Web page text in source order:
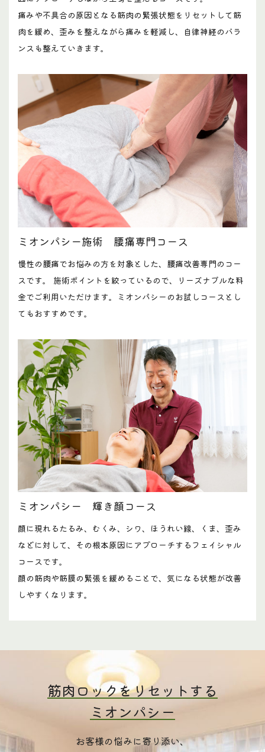
痛みや不具合の原因となる筋肉の緊張状態をリセットして筋
肉を緩め、歪みを整えながら痛みを軽減し、自律神経のバラ
ンスも整えていきます。
ミオンパシー施術 腰痛専門コース
慢性の腰痛でお悩みの方を対象とした、腰痛改善専門のコー
スです。 施術ポイントを絞っているので、リーズナブルな料
金でご利用いただけます。ミオンパシーのお試しコースとし
てもおすすめです。
ミオンパシー 輝き顔コース
顔に現れるたるみ、むくみ、シワ、ほうれい線、くま、歪み
などに対して、その根本原因にアプローチするフェイシャル
コースです。
顔の筋肉や筋膜の緊張を緩めることで、気になる状態が改善
しやすくなります。
筋肉ロックをリセットする
ミオンパシー
お客様の悩みに寄り添い、